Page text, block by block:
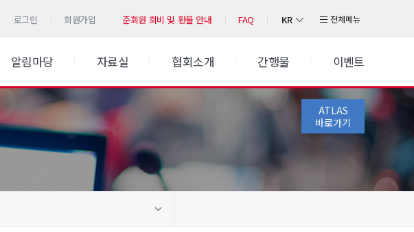
로그인 회원가입 준회원 회비 및 환불 안내 FAQ KR 전체메뉴
알림마당 자료실 협회소개 간행물 이벤트
ATLAS
바로가기